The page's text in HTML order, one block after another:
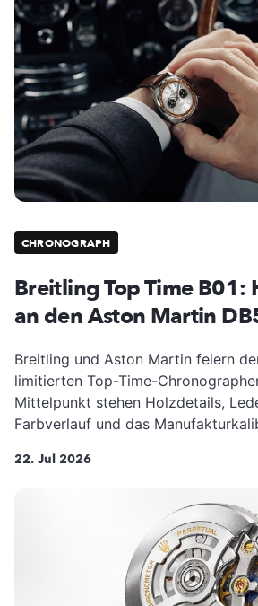
CHRONOGRAPH
Breitling Top Time B01:
an den Aston Martin
Breitling und Aston Martin feiern
limitierten Top-Time-
Mittelpunkt stehen Holzdetails,
Farbverlauf und das
22. Jul 2026